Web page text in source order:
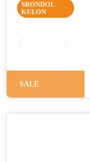
SRONDOL
KULON
SALE